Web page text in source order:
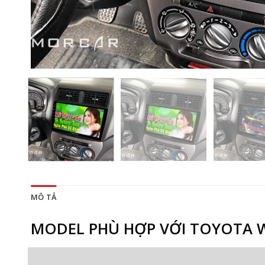
MÔ TẢ
MODEL PHÙ HỢP VỚI TOYOTA